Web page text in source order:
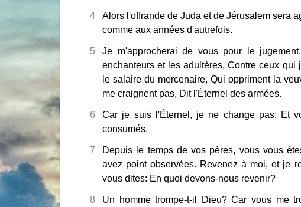
4
Alors l'offrande de Juda et de Jérusalem sera
comme aux années d'autrefois.
5
Je m'approcherai de vous pour le
enchanteurs et les adultères, Contre ceux
le salaire du mercenaire, Qui oppriment la
me craignent pas, Dit l'Éternel des armées.
6
Car je suis l'Éternel, je ne change pas; Et
consumés.
7
Depuis le temps de vos pères, vous vous
avez point observées. Revenez à moi, et je
vous dites: En quoi devons-nous revenir?
8
Un homme trompe-t-il Dieu? Car vous me